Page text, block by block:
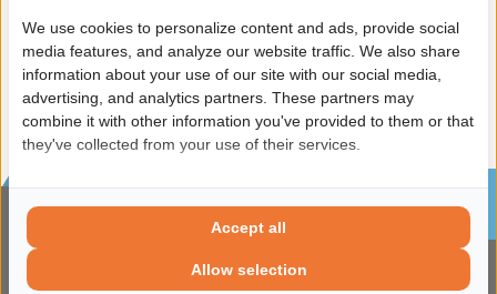
Uitvoering:voor voertuigen met OBD
Conform EG/ECE:
Sinds 2002 de specialist in katalysatoren en
roetfilters
CONTACTGEGVENS
ADRES
We use cookies to personalize content and ads, provide social
media features, and analyze our website traffic. We also share
information about your use of our site with our social media,
advertising, and analytics partners. These partners may
combine it with other information you've provided to them or that
they've collected from your use of their services.
Allow selection
Accept all